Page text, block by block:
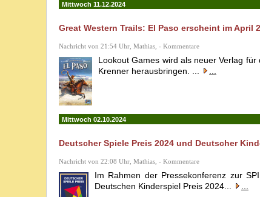
Mittwoch 11.12.2024
Great Western Trails: El Paso erscheint im April
Nachricht von 21:54 Uhr, Mathias, - Kommentare
Lookout Games wird als neuer Verlag
Krenner herausbringen. ...
Mittwoch 02.10.2024
Deutscher Spiele Preis 2024 und Deutscher
Nachricht von 22:08 Uhr, Mathias, - Kommentare
Im Rahmen der Pressekonferenz zur
Deutschen Kinderspiel Preis 2024...